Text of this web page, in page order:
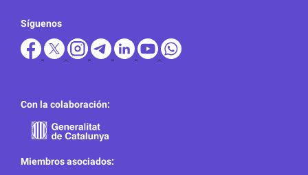
Síguenos
Con la colaboración:
Miembros asociados: